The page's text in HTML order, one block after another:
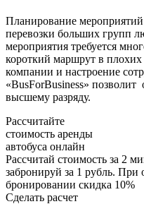
Планирование
перевозки больших групп
мероприятия требуется
короткий маршрут в
компании и настроение
«BusForBusiness»
высшему разряду.
Рассчитайте
стоимость аренды
автобуса онлайн
Рассчитай стоимость за 2
забронируй за 1 рубль. При
бронировании скидка 10%
Сделать расчет